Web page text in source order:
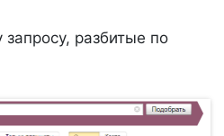
разбитые по